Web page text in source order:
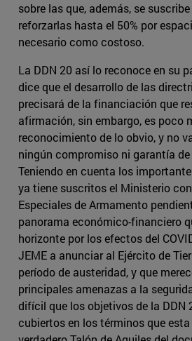
sobre las que, además, se
reforzarlas hasta el 50% por
necesario como costoso.
La DDN 20 así lo reconoce en su
dice que el desarrollo de las
precisará de la financiación que
afirmación, sin embargo, es poco
reconocimiento de lo obvio, y no
ningún compromiso ni garantía
Teniendo en cuenta los
ya tiene suscritos el Ministerio
Especiales de Armamento
panorama económico-financiero
horizonte por los efectos del
JEME a anunciar al Ejército de
período de austeridad, y que
principales amenazas a la
difícil que los objetivos de la DDN
cubiertos en los términos que